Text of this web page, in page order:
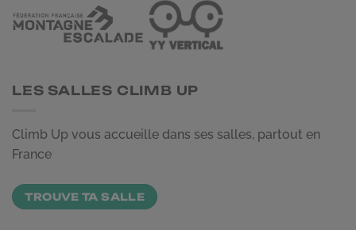
LES SALLES CLIMB UP
Climb Up vous accueille dans ses salles, partout en
France
TROUVE TA SALLE